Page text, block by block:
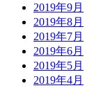
2019年9月
2019年8月
2019年7月
2019年6月
2019年5月
2019年4月